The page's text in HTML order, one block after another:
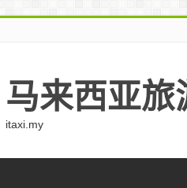
马来西亚旅
itaxi.my